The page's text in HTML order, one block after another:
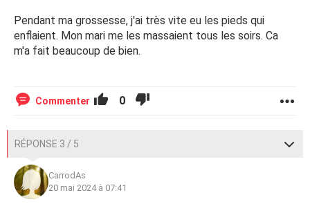
Pendant ma grossesse, j'ai très vite eu les pieds qui
enflaient. Mon mari me les massaient tous les soirs. Ca
m'a fait beaucoup de bien.
Commenter 0
RÉPONSE 3 / 5
CarrodAs
20 mai 2024 à 07:41